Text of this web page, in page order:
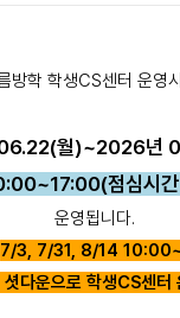
방학 학생CS센터 운영
월)~2026년
점심시
운영됩니다.
7/3, 7/31, 8/14
다운으로 학생CS센터